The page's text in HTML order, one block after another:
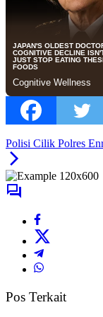
Polisi Cilik Polres
Pos Terkait